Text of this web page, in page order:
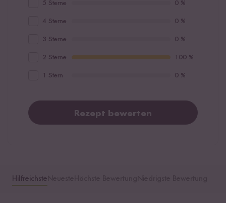
5 Sterne 0 %
4 Sterne 0 %
3 Sterne 0 %
2 Sterne 100 %
1 Stern 0 %
Rezept bewerten
Hilfreichste